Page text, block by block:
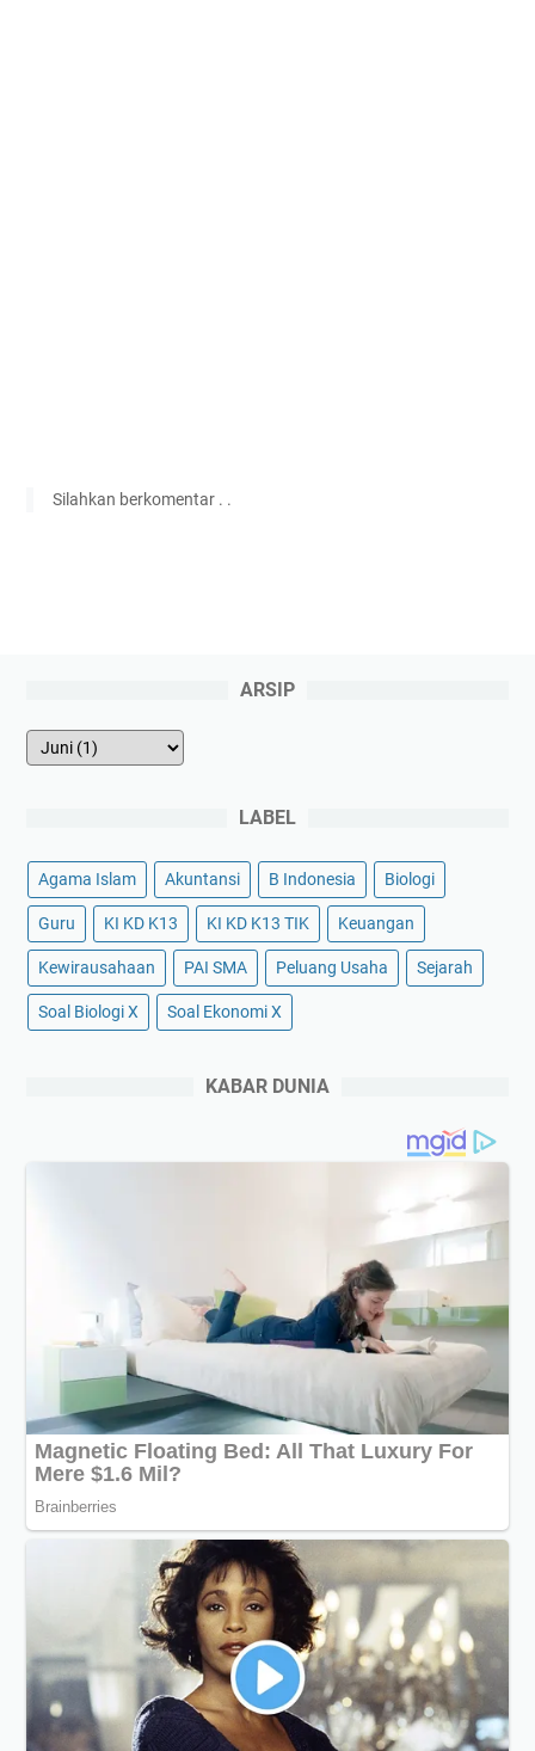
Silahkan berkomentar . .
ARSIP
LABEL
Agama Islam Akuntansi B Indonesia Biologi
Guru KI KD K13 KI KD K13 TIK Keuangan
Kewirausahaan PAI SMA Peluang Usaha Sejarah
Soal Biologi X Soal Ekonomi X
KABAR DUNIA